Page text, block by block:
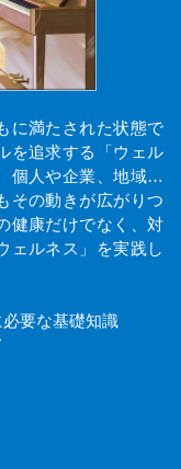
に満たされた状態で
を追求する「ウェル
個人や企業、地域…
その動きが広がりつ
健康だけでなく、対
ェルネス」を実践し
要な基礎知識